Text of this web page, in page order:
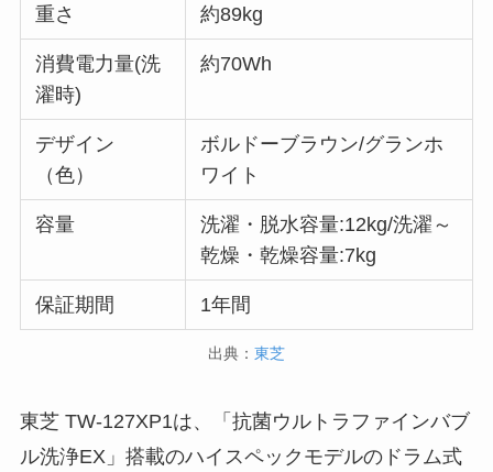
重さ 約89kg
消費電力量(洗
濯時)
約70Wh
デザイン
（色）
ボルドーブラウン/グランホ
ワイト
容量
洗濯・脱水容量:12kg/洗濯～
乾燥・乾燥容量:7kg
保証期間 1年間
出典： 東芝
東芝 TW-127XP1は、「抗菌ウルトラファインバブ
ル洗浄EX」搭載のハイスペックモデルのドラム式